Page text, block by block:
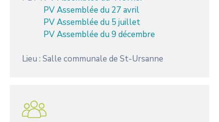
PV Assemblée du 27 avril
PV Assemblée du 5 juillet
PV Assemblée du 9 décembre
Lieu : Salle communale de St-Ursanne